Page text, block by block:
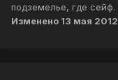
подземелье, где сейф.
Изменено 13 мая 2012